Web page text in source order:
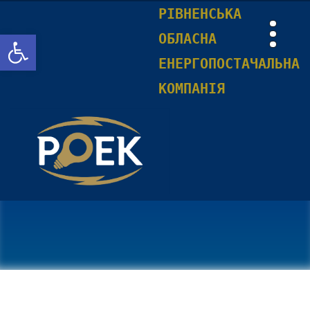
Відкрити Панель інструментів
РІВНЕНСЬКА
ОБЛАСНА
ЕНЕРГОПОСТАЧАЛЬНА
КОМПАНІЯ